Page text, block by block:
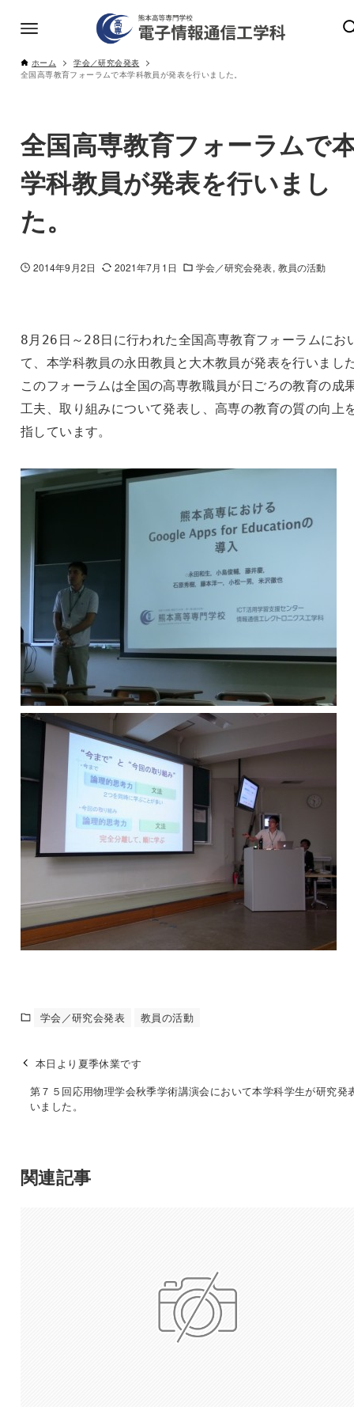
ホーム
学会／研究会発表
全国高専教育フォーラムで本学科教員が発表を行いました。
全国高専教育フォーラムで
学科教員が発表を行いまし
た。
2014年9月2日 2021年7月1日 学会／研究会発表 教員の活動
8月26日～28日に行われた全国高専教育フォーラムにお
て、 本学科教員の永田教員と大木教員が発表を行いまし
このフォーラムは全国の高専教職員が日ごろの教育の成
工夫、取り組みについて発表し、高専の教育の質の向上
指しています。
学会／研究会発表 教員の活動
本日より夏季休業です
第７５回応用物理学会秋季学術講演会において本学科学生が研究発
いました。
関連記事